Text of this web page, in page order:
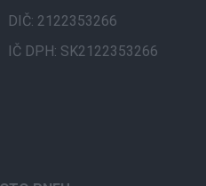
DIČ: 2122353266
IČ DPH: SK2122353266